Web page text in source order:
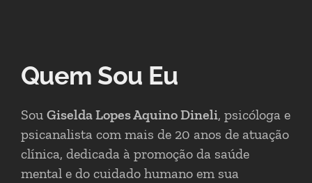
Quem Sou Eu
Sou Giselda Lopes Aquino Dineli, psicóloga e
psicanalista com mais de 20 anos de atuação
clínica, dedicada à promoção da saúde
mental e do cuidado humano em sua